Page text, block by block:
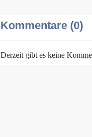
Kommentare (0)
Derzeit gibt es keine